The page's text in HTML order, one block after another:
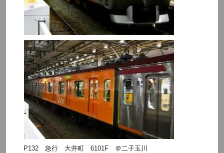
P132 急行 大井町 6101F ＠二子玉川